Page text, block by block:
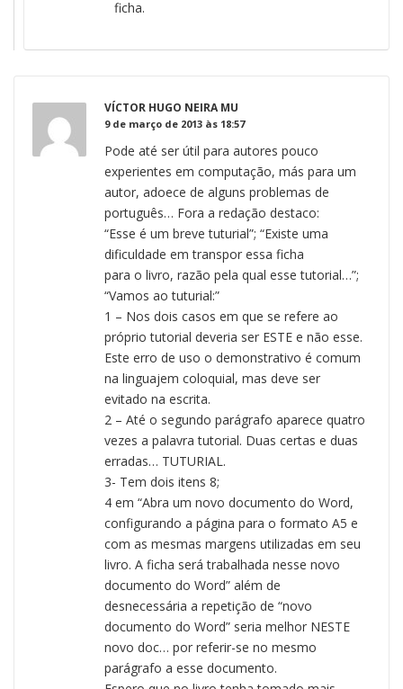
ficha.
VÍCTOR HUGO NEIRA MU
9 de março de 2013 às 18:57
Pode até ser útil para autores pouco
experientes em computação, más para um
autor, adoece de alguns problemas de
português… Fora a redação destaco:
“Esse é um breve tuturial”; “Existe uma
dificuldade em transpor essa ficha
para o livro, razão pela qual esse tutorial…”;
“Vamos ao tuturial:”
1 – Nos dois casos em que se refere ao
próprio tutorial deveria ser ESTE e não esse.
Este erro de uso o demonstrativo é comum
na linguajem coloquial, mas deve ser
evitado na escrita.
2 – Até o segundo parágrafo aparece quatro
vezes a palavra tutorial. Duas certas e duas
erradas… TUTURIAL.
3- Tem dois itens 8;
4 em “Abra um novo documento do Word,
configurando a página para o formato A5 e
com as mesmas margens utilizadas em seu
livro. A ficha será trabalhada nesse novo
documento do Word” além de
desnecessária a repetição de “novo
documento do Word” seria melhor NESTE
novo doc… por referir-se no mesmo
parágrafo a esse documento.